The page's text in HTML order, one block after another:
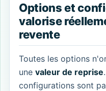
Options et
valorise
revente
Toutes les options
une valeur de reprise
configurations sont